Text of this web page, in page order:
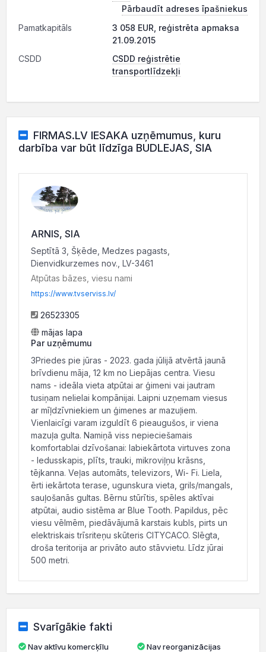
Pārbaudīt adreses īpašniekus
Pamatkapitāls
3 058 EUR, reģistrēta apmaksa
21.09.2015
CSDD
CSDD reģistrētie
transportlīdzekļi
FIRMAS.LV IESAKA uzņēmumus, kuru
darbība var būt līdzīga BUDLEJAS, SIA
ARNIS, SIA
Septītā 3, Šķēde, Medzes pagasts,
Dienvidkurzemes nov., LV-3461
Atpūtas bāzes, viesu nami
https://www.tvserviss.lv/
26523305
mājas lapa
Par uzņēmumu
3Priedes pie jūras - 2023. gada jūlijā atvērtā jaunā
brīvdienu māja, 12 km no Liepājas centra. Viesu
nams - ideāla vieta atpūtai ar ģimeni vai jautram
tusiņam nelielai kompānijai. Laipni uzņemam viesus
ar mīļdzīvniekiem un ģimenes ar mazuļiem.
Vienlaicīgi varam izguldīt 6 pieaugušos, ir viena
mazuļa gulta. Namiņā viss nepieciešamais
komfortablai dzīvošanai: labiekārtota virtuves zona
- ledusskapis, plīts, trauki, mikroviļņu krāsns,
tējkanna. Veļas automāts, televizors, Wi- Fi. Liela,
ērti iekārtota terase, ugunskura vieta, grils/mangals,
sauļošanās gultas. Bērnu stūrītis, spēles aktīvai
atpūtai, audio sistēma ar Blue Tooth. Papildus, pēc
viesu vēlmēm, piedāvājumā karstais kubls, pirts un
elektriskais trīsriteņu skūteris CITYCACO. Slēgta,
droša teritorija ar privāto auto stāvvietu. Līdz jūrai
500 metri.
Svarīgākie fakti
Nav aktīvu komercķīlu
Nav reorganizācijas